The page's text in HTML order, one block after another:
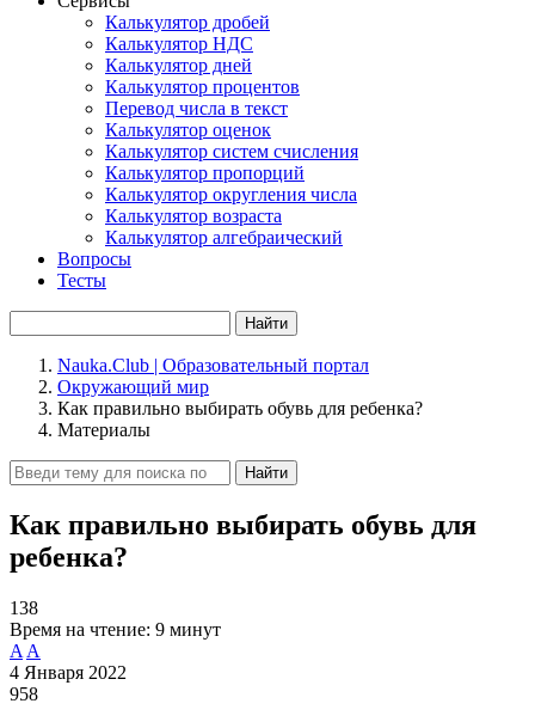
Калькулятор дробей
Калькулятор НДС
Калькулятор дней
Калькулятор процентов
Перевод числа в текст
Калькулятор оценок
Калькулятор систем счисления
Калькулятор пропорций
Калькулятор округления числа
Калькулятор возраста
Калькулятор алгебраический
Вопросы
Тесты
Найти
Nauka.Club | Образовательный портал
Окружающий мир
Как правильно выбирать обувь для ребенка?
Материалы
Найти
Как правильно выбирать обувь для
ребенка?
138
Время на чтение: 9 минут
A A
4 Января 2022
958